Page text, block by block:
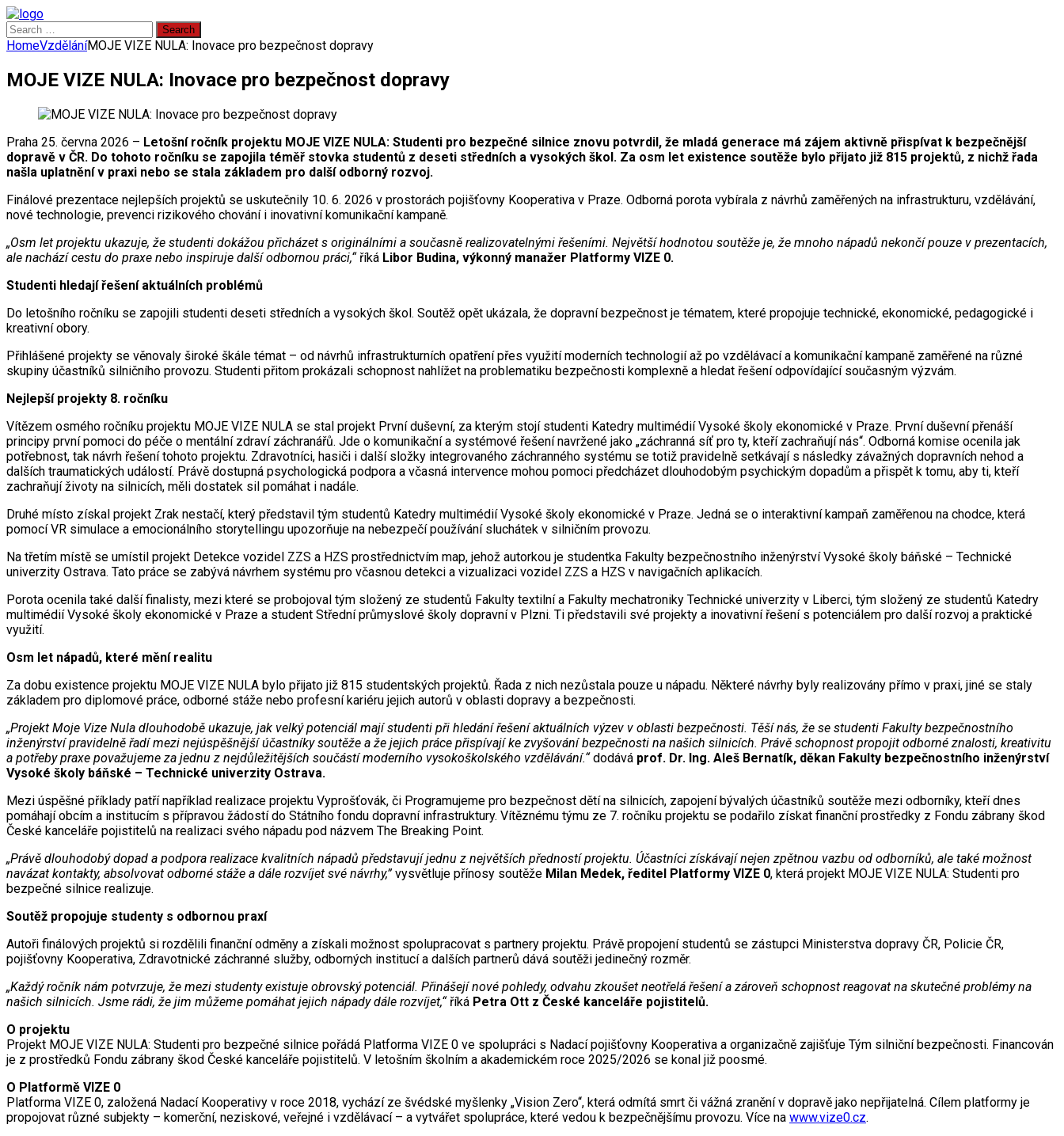
Search
for:
HomeVzděláníMOJE VIZE NULA: Inovace pro bezpečnost dopravy
MOJE VIZE NULA: Inovace pro bezpečnost dopravy
Praha 25. června 2026 – Letošní ročník projektu MOJE VIZE NULA: Studenti pro bezpečné silnice znovu potvrdil, že mladá generace má zájem aktivně přispívat k bezpečnější
dopravě v ČR. Do tohoto ročníku se zapojila téměř stovka studentů z deseti středních a vysokých škol. Za osm let existence soutěže bylo přijato již 815 projektů, z nichž řada
našla uplatnění v praxi nebo se stala základem pro další odborný rozvoj.
Finálové prezentace nejlepších projektů se uskutečnily 10. 6. 2026 v prostorách pojišťovny Kooperativa v Praze. Odborná porota vybírala z návrhů zaměřených na infrastrukturu, vzdělávání,
nové technologie, prevenci rizikového chování i inovativní komunikační kampaně.
„Osm let projektu ukazuje, že studenti dokážou přicházet s originálními a současně realizovatelnými řešeními. Největší hodnotou soutěže je, že mnoho nápadů nekončí pouze v prezentacích,
ale nachází cestu do praxe nebo inspiruje další odbornou práci,“říká Libor Budina, výkonný manažer Platformy VIZE 0.
Studenti hledají řešení aktuálních problémů
Do letošního ročníku se zapojili studenti deseti středních a vysokých škol. Soutěž opět ukázala, že dopravní bezpečnost je tématem, které propojuje technické, ekonomické, pedagogické i
kreativní obory.
Přihlášené projekty se věnovaly široké škále témat – od návrhů infrastrukturních opatření přes využití moderních technologií až po vzdělávací a komunikační kampaně zaměřené na různé
skupiny účastníků silničního provozu. Studenti přitom prokázali schopnost nahlížet na problematiku bezpečnosti komplexně a hledat řešení odpovídající současným výzvám.
Nejlepší projekty 8. ročníku
Vítězem osmého ročníku projektu MOJE VIZE NULA se stal projekt První duševní, za kterým stojí studenti Katedry multimédií Vysoké školy ekonomické v Praze. První duševní přenáší
principy první pomoci do péče o mentální zdraví záchranářů. Jde o komunikační a systémové řešení navržené jako „záchranná síť pro ty, kteří zachraňují nás“. Odborná komise ocenila jak
potřebnost, tak návrh řešení tohoto projektu. Zdravotníci, hasiči i další složky integrovaného záchranného systému se totiž pravidelně setkávají s následky závažných dopravních nehod a
dalších traumatických událostí. Právě dostupná psychologická podpora a včasná intervence mohou pomoci předcházet dlouhodobým psychickým dopadům a přispět k tomu, aby ti, kteří
zachraňují životy na silnicích, měli dostatek sil pomáhat i nadále.
Druhé místo získal projekt Zrak nestačí, který představil tým studentů Katedry multimédií Vysoké školy ekonomické v Praze. Jedná se o interaktivní kampaň zaměřenou na chodce, která
pomocí VR simulace a emocionálního storytellingu upozorňuje na nebezpečí používání sluchátek v silničním provozu.
Na třetím místě se umístil projekt Detekce vozidel ZZS a HZS prostřednictvím map, jehož autorkou je studentka Fakulty bezpečnostního inženýrství Vysoké školy báňské – Technické
univerzity Ostrava. Tato práce se zabývá návrhem systému pro včasnou detekci a vizualizaci vozidel ZZS a HZS v navigačních aplikacích.
Porota ocenila také další finalisty, mezi které se probojoval tým složený ze studentů Fakulty textilní a Fakulty mechatroniky Technické univerzity v Liberci, tým složený ze studentů Katedry
multimédií Vysoké školy ekonomické v Praze a student Střední průmyslové školy dopravní v Plzni. Ti představili své projekty a inovativní řešení s potenciálem pro další rozvoj a praktické
využití.
Osm let nápadů, které mění realitu
Za dobu existence projektu MOJE VIZE NULA bylo přijato již 815 studentských projektů. Řada z nich nezůstala pouze u nápadu. Některé návrhy byly realizovány přímo v praxi, jiné se staly
základem pro diplomové práce, odborné stáže nebo profesní kariéru jejich autorů v oblasti dopravy a bezpečnosti.
„Projekt Moje Vize Nula dlouhodobě ukazuje, jak velký potenciál mají studenti při hledání řešení aktuálních výzev v oblasti bezpečnosti. Těší nás, že se studenti Fakulty bezpečnostního
inženýrství pravidelně řadí mezi nejúspěšnější účastníky soutěže a že jejich práce přispívají ke zvyšování bezpečnosti na našich silnicích. Právě schopnost propojit odborné znalosti, kreativitu
a potřeby praxe považujeme za jednu z nejdůležitějších součástí moderního vysokoškolského vzdělávání.“dodává prof. Dr. Ing. Aleš Bernatík, děkan Fakulty bezpečnostního inženýrství
Vysoké školy báňské – Technické univerzity Ostrava.
Mezi úspěšné příklady patří například realizace projektu Vyprošťovák, či Programujeme pro bezpečnost dětí na silnicích, zapojení bývalých účastníků soutěže mezi odborníky, kteří dnes
pomáhají obcím a institucím s přípravou žádostí do Státního fondu dopravní infrastruktury. Vítěznému týmu ze 7. ročníku projektu se podařilo získat finanční prostředky z Fondu zábrany škod
České kanceláře pojistitelů na realizaci svého nápadu pod názvem The Breaking Point.
„Právě dlouhodobý dopad a podpora realizace kvalitních nápadů představují jednu z největších předností projektu. Účastníci získávají nejen zpětnou vazbu od odborníků, ale také možnost
navázat kontakty, absolvovat odborné stáže a dále rozvíjet své návrhy,”vysvětluje přínosy soutěže Milan Medek, ředitel Platformy VIZE 0, která projekt MOJE VIZE NULA: Studenti pro
bezpečné silnice realizuje.
Soutěž propojuje studenty s odbornou praxí
Autoři finálových projektů si rozdělili finanční odměny a získali možnost spolupracovat s partnery projektu. Právě propojení studentů se zástupci Ministerstva dopravy ČR, Policie ČR,
pojišťovny Kooperativa, Zdravotnické záchranné služby, odborných institucí a dalších partnerů dává soutěži jedinečný rozměr.
„Každý ročník nám potvrzuje, že mezi studenty existuje obrovský potenciál. Přinášejí nové pohledy, odvahu zkoušet neotřelá řešení a zároveň schopnost reagovat na skutečné problémy na
našich silnicích. Jsme rádi, že jim můžeme pomáhat jejich nápady dále rozvíjet,“říká Petra Ott z České kanceláře pojistitelů.
O projektu
Projekt MOJE VIZE NULA: Studenti pro bezpečné silnice pořádá Platforma VIZE 0 ve spolupráci s Nadací pojišťovny Kooperativa a organizačně zajišťuje Tým silniční bezpečnosti. Financován
je z prostředků Fondu zábrany škod České kanceláře pojistitelů. V letošním školním a akademickém roce 2025/2026 se konal již poosmé.
O Platformě VIZE 0
Platforma VIZE 0, založená Nadací Kooperativy v roce 2018, vychází ze švédské myšlenky „Vision Zero“, která odmítá smrt či vážná zranění v dopravě jako nepřijatelná. Cílem platformy je
propojovat různé subjekty – komerční, neziskové, veřejné i vzdělávací – a vytvářet spolupráce, které vedou k bezpečnějšímu provozu. Více na www.vize0.cz.